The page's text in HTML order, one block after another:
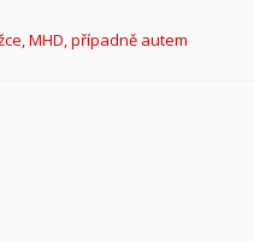
MHD, případně autem